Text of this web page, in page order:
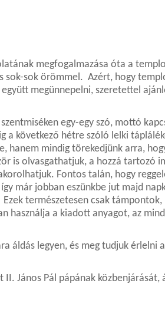
megfogalmazása óta a
sok-sok örömmel. Azért, hogy
megünnepelni, szeretettel
egy-egy szó, mottó
a következő hétre szóló lelki
hanem mindig törekedjünk arra,
is olvasgathatjuk, a hozzá tartozó
Fontos talán, hogy
már jobban eszünkbe jut majd
természetesen csak támpontok,
használja a kiadott anyagot, az
áldás legyen, és meg tudjuk érlelni
János Pál pápának közbenjárását,